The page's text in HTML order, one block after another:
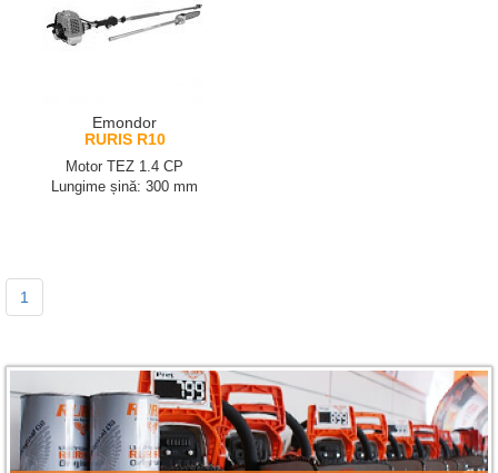
Emondor
RURIS R10
Motor TEZ 1.4 CP
Lungime șină: 300 mm
1